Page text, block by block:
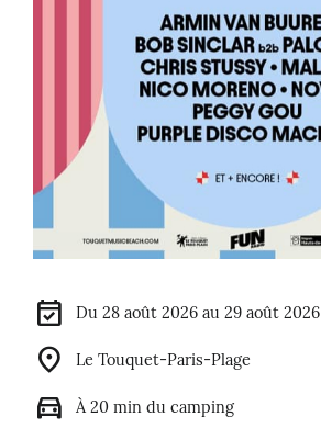
event_available Du 28 août 2026 au 29 août 2026
location_on Le Touquet-Paris-Plage
directions_car À 20 min du camping